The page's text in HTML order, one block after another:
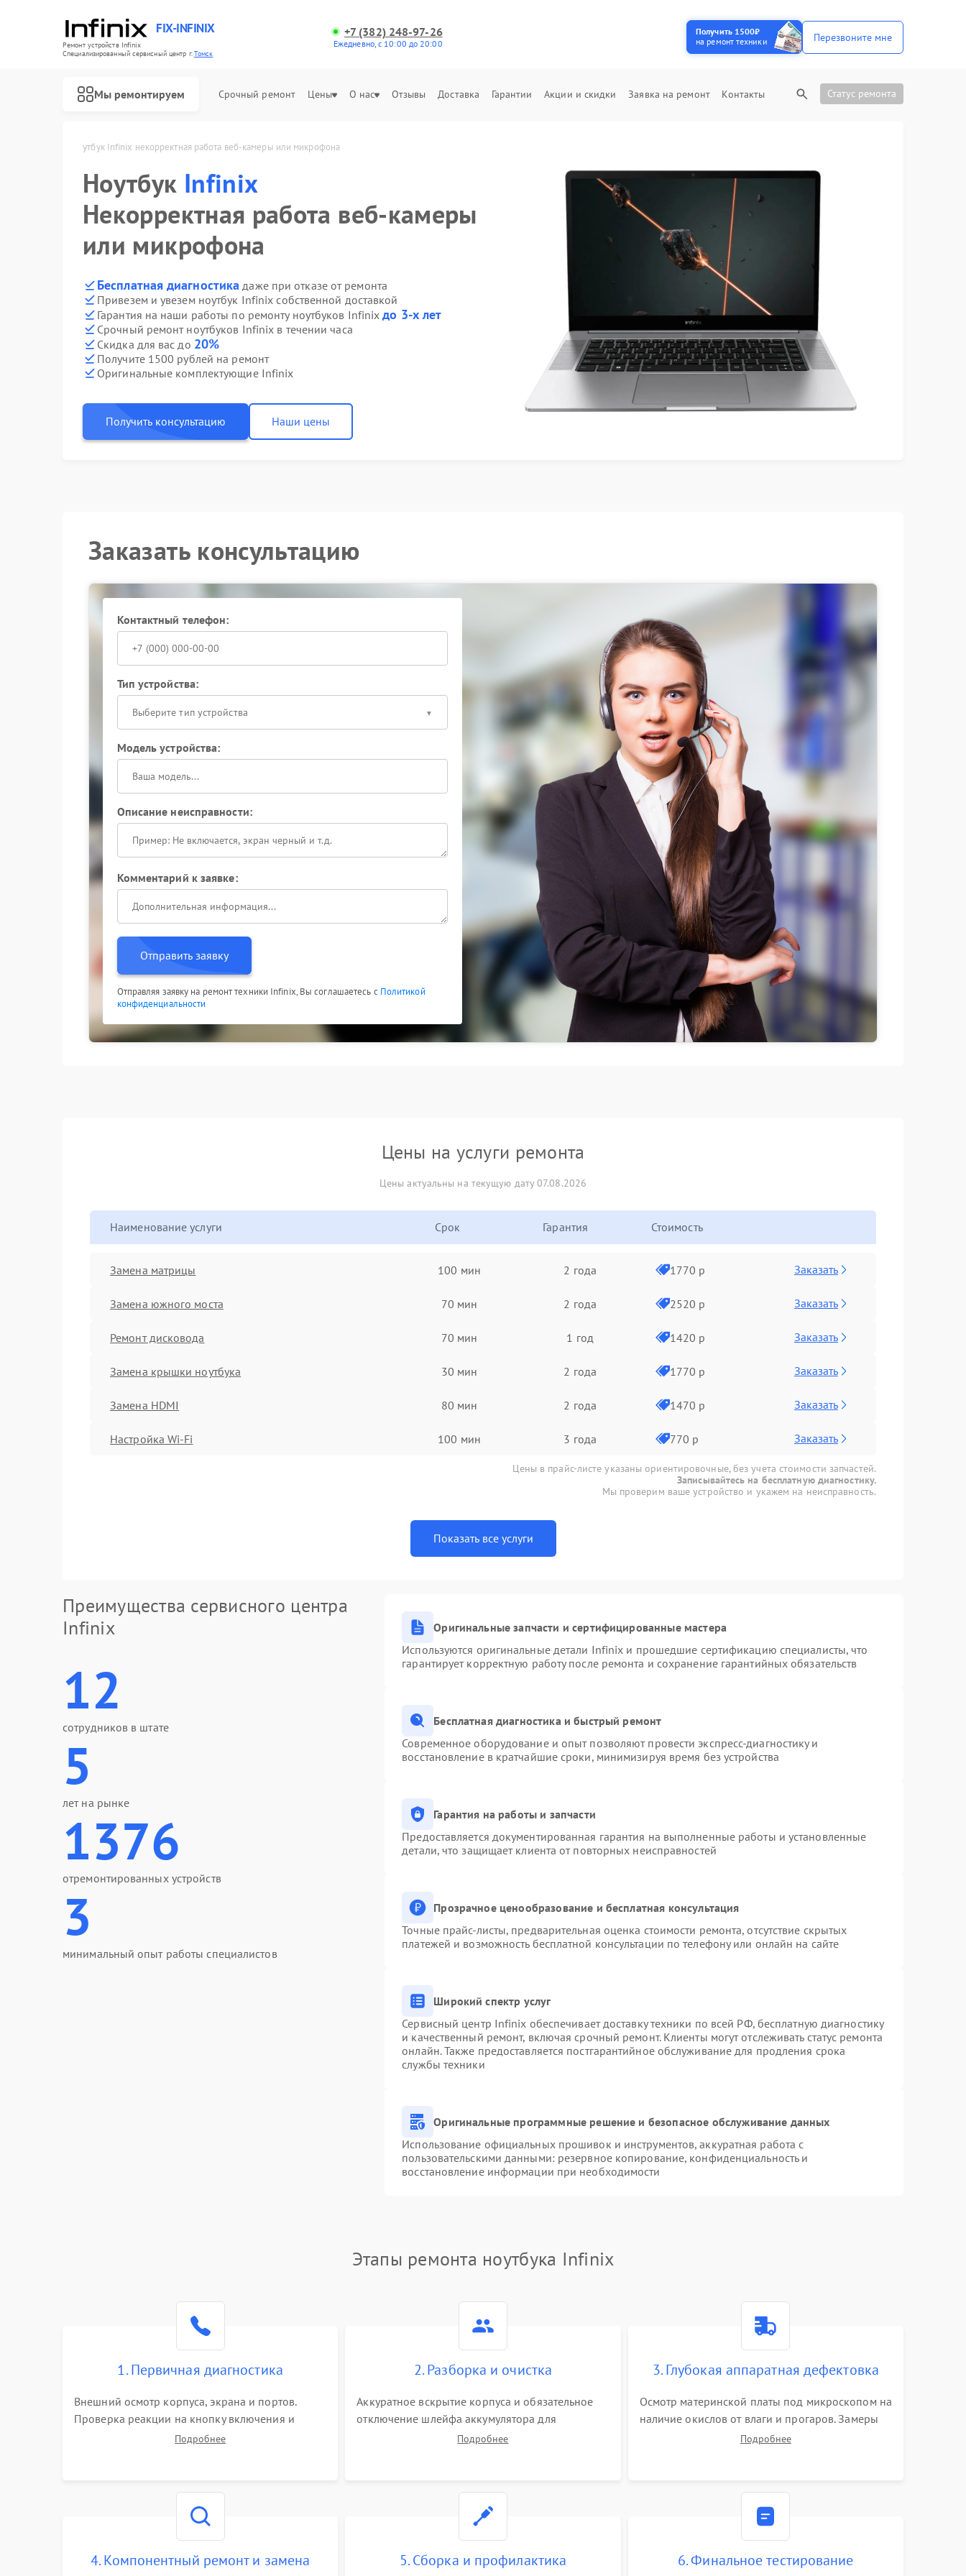
FIX-INFINIX
Ремонт устройств Infinix
Специализированный cервисный центр г.Томск
+7 (382) 248-97-26
Ежедневно, с 10:00 до 20:00
Получить 1500₽
на ремонт техники
Перезвоните мне
Мы ремонтируем Срочный ремонт Цены О нас Отзывы Доставка Гарантии Акции и скидки Заявка на ремонт Контакты Статус ремонта
Ноутбук Infinix некорректная работа веб‑камеры или микрофона
Ноутбук Infinix
Некорректная работа веб‑камеры
или микрофона
Бесплатная диагностика даже при отказе от ремонта
Привезем и увезем ноутбук Infinix собственной доставкой
Гарантия на наши работы по ремонту ноутбуков Infinixдо 3-х лет
Срочный ремонт ноутбуков Infinix в течении часа
Скидка для вас до 20%
Получите 1500 рублей на ремонт
Оригинальные комплектующие Infinix
Получить консультацию Наши цены
Заказать консультацию
Контактный телефон:
Тип устройства:
Выберите тип устройства
Модель устройства:
Описание неисправности:
Комментарий к заявке:
Отправить заявку
Отправляя заявку на ремонт техники Infinix, Вы соглашаетесь с Политикой
конфиденциальности
Цены на услуги ремонта
Цены актуальны на текущую дату 07.08.2026
Наименование услуги Срок Гарантия Стоимость
Замена матрицы 100 мин 2 года 1770 р Заказать
Замена южного моста 70 мин 2 года 2520 р Заказать
Ремонт дисковода 70 мин 1 год 1420 р Заказать
Замена крышки ноутбука 30 мин 2 года 1770 р Заказать
Замена HDMI 80 мин 2 года 1470 р Заказать
Настройка Wi-Fi 100 мин 3 года 770 р Заказать
Цены в прайс-листе указаны ориентировочные, без учета стоимости запчастей.
Записывайтесь на бесплатную диагностику.
Мы проверим ваше устройство и укажем на неисправность.
Показать все услуги
Преимущества сервисного центра
Infinix
12
сотрудников в штате
5
лет на рынке
1376
отремонтированных устройств
3
минимальный опыт работы специалистов
Оригинальные запчасти и сертифицированные мастера
Используются оригинальные детали Infinix и прошедшие сертификацию специалисты, что
гарантирует корректную работу после ремонта и сохранение гарантийных обязательств
Бесплатная диагностика и быстрый ремонт
Современное оборудование и опыт позволяют провести экспресс-диагностику и
восстановление в кратчайшие сроки, минимизируя время без устройства
Гарантия на работы и запчасти
Предоставляется документированная гарантия на выполненные работы и установленные
детали, что защищает клиента от повторных неисправностей
Прозрачное ценообразование и бесплатная консультация
Точные прайс-листы, предварительная оценка стоимости ремонта, отсутствие скрытых
платежей и возможность бесплатной консультации по телефону или онлайн на сайте
Широкий спектр услуг
Сервисный центр Infinix обеспечивает доставку техники по всей РФ, бесплатную диагностику
и качественный ремонт, включая срочный ремонт. Клиенты могут отслеживать статус ремонта
онлайн. Также предоставляется постгарантийное обслуживание для продления срока
службы техники
Оригинальные программные решение и безопасное обслуживание данных
Использование официальных прошивок и инструментов, аккуратная работа с
пользовательскими данными: резервное копирование, конфиденциальность и
восстановление информации при необходимости
Этапы ремонта ноутбука Infinix
1. Первичная диагностика
Внешний осмотр корпуса, экрана и портов.
Проверка реакции на кнопку включения и
подключение зарядного устройства. Оценка
Подробнее
2. Разборка и очистка
Аккуратное вскрытие корпуса и обязательное
отключение шлейфа аккумулятора для
обесточивания платы. Демонтаж системы
Подробнее
3. Глубокая аппаратная дефектовка
Осмотр материнской платы под микроскопом на
наличие окислов от влаги и прогаров. Замеры
сопротивлений и дежурных напряжений.
Подробнее
4. Компонентный ремонт и замена 5. Сборка и профилактика 6. Финальное тестирование